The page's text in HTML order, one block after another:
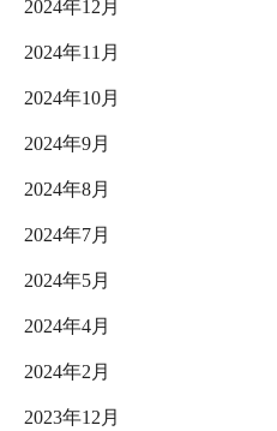
2024年12月
2024年11月
2024年10月
2024年9月
2024年8月
2024年7月
2024年5月
2024年4月
2024年2月
2023年12月